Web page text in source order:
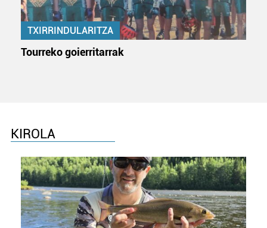
TXIRRINDULARITZA
Tourreko goierritarrak
KIROLA